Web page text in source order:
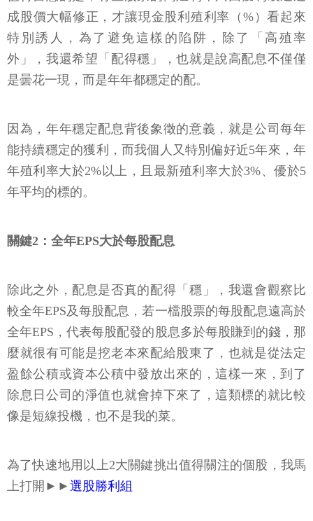
成股價大幅修正，才讓現金股利殖利率（%）看起來
特別誘人，為了避免這樣的陷阱，除了「高殖率
外」，我還希望「配得穩」，也就是說高配息不僅僅
是曇花一現，而是年年都穩定的配。
因為，年年穩定配息背後象徵的意義，就是公司每年
能持續穩定的獲利，而我個人又特別偏好近5年來，年
年殖利率大於2%以上，且最新殖利率大於3%、優於5
年平均的標的。
關鍵2：全年EPS大於每股配息
除此之外，配息是否真的配得「穩」，我還會觀察比
較全年EPS及每股配息，若一檔股票的每股配息遠高於
全年EPS，代表每股配發的股息多於每股賺到的錢，那
麼就很有可能是挖老本來配給股東了，也就是從法定
盈餘公積或資本公積中發放出來的，這樣一來，到了
除息日公司的淨值也就會掉下來了，這類標的就比較
像是短線投機，也不是我的菜。
為了快速地用以上2大關鍵挑出值得關注的個股，我馬
上打開►► 選股勝利組